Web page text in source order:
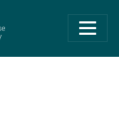
Eyde-Cluster |